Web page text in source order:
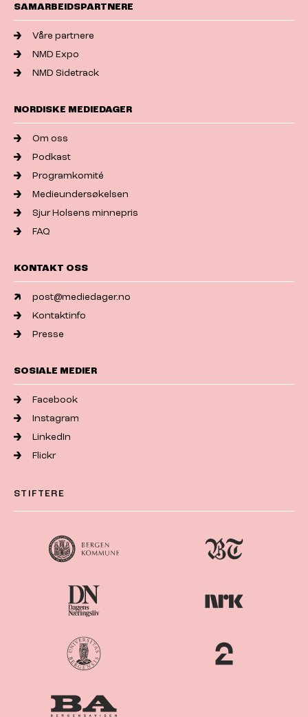
SAMARBEIDSPARTNERE
Våre partnere
NMD Expo
NMD Sidetrack
NORDISKE MEDIEDAGER
Om oss
Podkast
Programkomité
Medieundersøkelsen
Sjur Holsens minnepris
FAQ
KONTAKT OSS
post@mediedager.no
Kontaktinfo
Presse
SOSIALE MEDIER
Facebook
Instagram
LinkedIn
Flickr
STIFTERE